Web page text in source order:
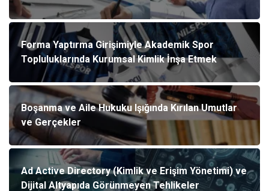
Forma Yaptırma Girişimiyle Akademik Spor
Topluluklarında Kurumsal Kimlik İnşa Etmek
Boşanma ve Aile Hukuku Işığında Kırılan Umutlar
ve Gerçekler
Ad Active Directory (Kimlik ve Erişim Yönetimi) ve
Dijital Altyapıda Görünmeyen Tehlikeler